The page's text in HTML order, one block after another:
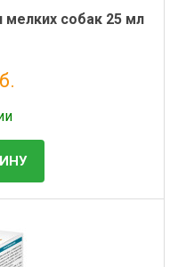
мелких собак 25 мл